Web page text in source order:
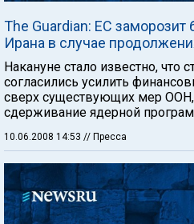
The Guardian: ЕС заморозит
Ирана в случае
Накануне стало известно,
согласились усилить
сверх существующих мер
сдерживание ядерной
10.06.2008 14:53 // Пресса